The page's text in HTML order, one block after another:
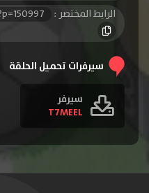
الرابط المختصر :
سيرفرات تحميل الحلقة
سيرفر
T7MEEL